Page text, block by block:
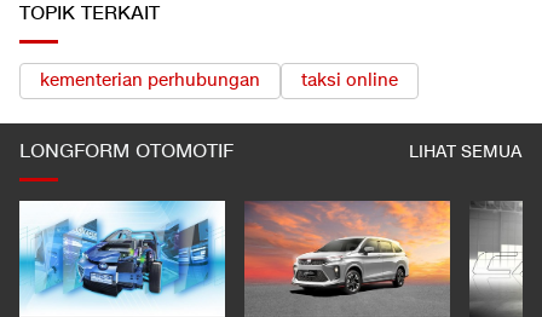
TOPIK TERKAIT
kementerian perhubungan taksi online
LONGFORM OTOMOTIF LIHAT SEMUA